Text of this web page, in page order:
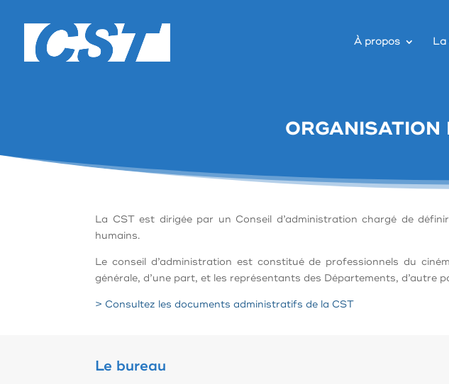
À propos La
ORGANISATION
La CST est dirigée par un Conseil d’administration chargé de
humains.
Le conseil d’administration est constitué de professionnels du
générale, d’une part, et les représentants des Départements, d’autre
> Consultez les documents administratifs de la CST
Le bureau